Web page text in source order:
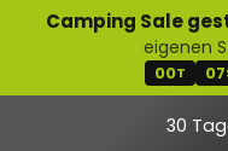
springen
Camping Sale
eigenen
00T 07
30